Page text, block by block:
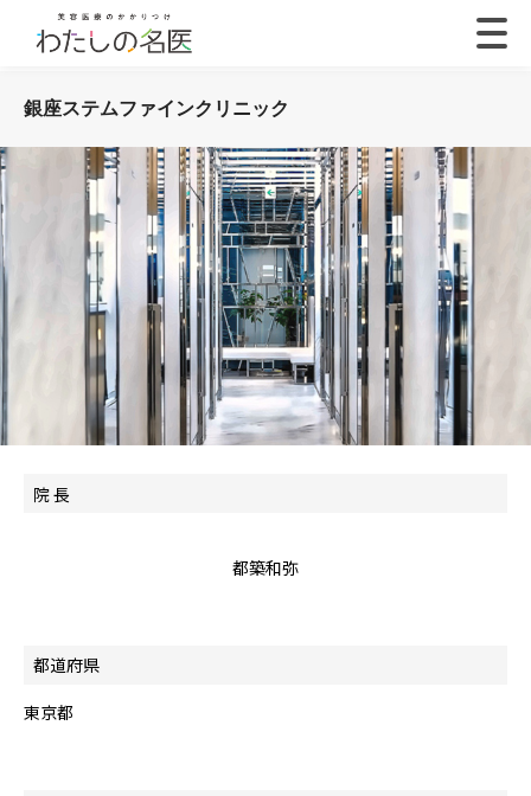
銀座ステムファインクリニック
院 長
都築和弥
都道府県
東京都